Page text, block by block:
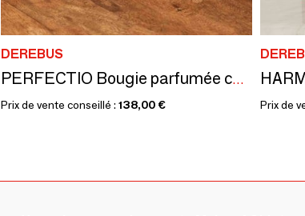
DEREBUS
PERFECTIO Bougie parfumée coulée à la main en Italie
Prix de vente conseillé : 138,00 € Prix de